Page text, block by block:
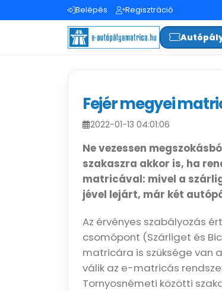
Belépés Regisztráció
Fejér megyei
2022-01-13 04:01:06
Ne vezessen
szakaszra akkor is, ha
matricával: mivel a
jével lejárt, már két
Az érvényes szabályozás
csomópont (Szárliget és
matricára is szüksége van
válik az e-matricás
Tornyosnémeti közötti